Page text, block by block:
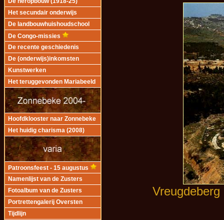
Het secundair onderwijs
De landbouwhuishoudschool
De Congo-missies
De recente geschiedenis
De (onderwijs)inkomsten
Kunstwerken
Het teruggevonden Mariabeeld
Hoofdklooster naar Zonnebeke
Het huidig charisma (2008)
Patroonsfeest - 15 augustus
Namenlijst van de Zusters
Fotoalbum van de Zusters
Portrettengalerij Oversten
Tijdlijn